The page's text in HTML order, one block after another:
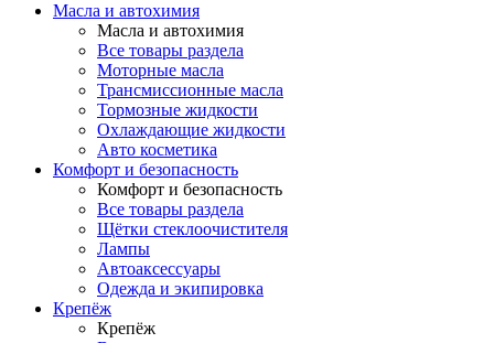
Масла и автохимия
Масла и автохимия
Все товары раздела
Моторные масла
Трансмиссионные масла
Тормозные жидкости
Охлаждающие жидкости
Авто косметика
Комфорт и безопасность
Комфорт и безопасность
Все товары раздела
Щётки стеклоочистителя
Лампы
Автоаксессуары
Одежда и экипировка
Крепёж
Крепёж